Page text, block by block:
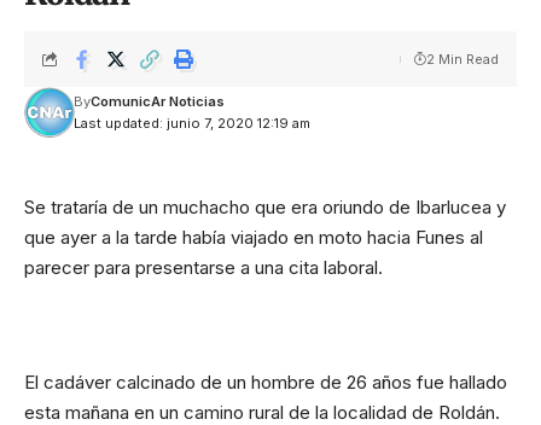
Last updated: junio 7, 2020 12:19 am
ByComunicAr Noticias
2 Min Read
Se trataría de un muchacho que era oriundo de Ibarlucea y
que ayer a la tarde había viajado en moto hacia Funes al
parecer para presentarse a una cita laboral.
El cadáver calcinado de un hombre de 26 años fue hallado
esta mañana en un camino rural de la localidad de Roldán.